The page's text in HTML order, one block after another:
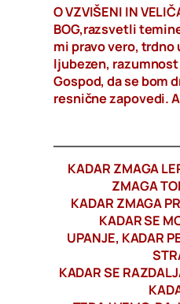
O VZVIŠENI IN
BOG,razsvetli
mi pravo vero,
ljubezen,
Gospod, da se bom
resnične zapovedi.
KADAR ZMAGA
ZMAGA
KADAR ZMAGA
KADAR SE
UPANJE, KADAR
KADAR SE